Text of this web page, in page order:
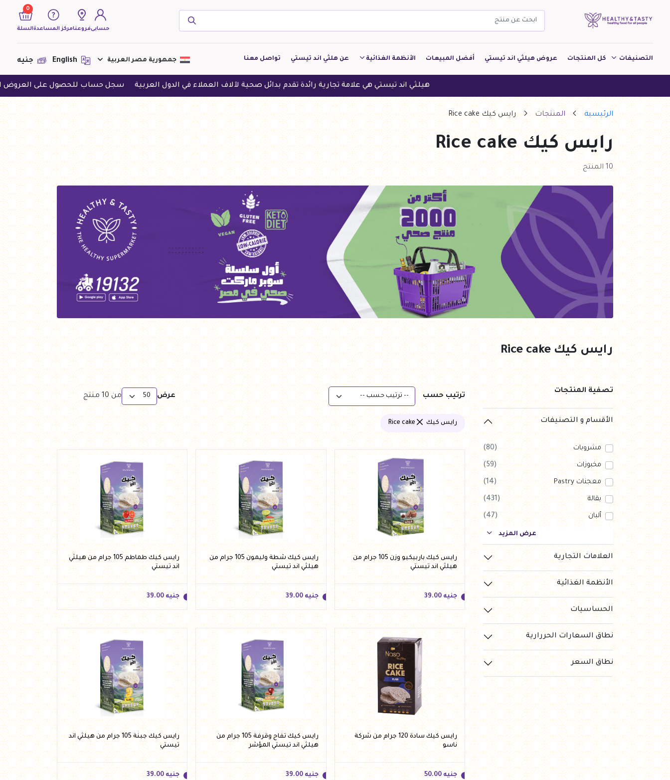
حسابىفروعنامركز المساعدة
0
السلة
لا يوجد منتجات لعرضها فى الوقت
الحالى
التصنيفات
مخبوزات
معجنات Pastry
بقالة
ألبان
بارات طاقة
دواجن
العروض Offers
جزارة
رايس كيك Rice cake
هيلثي كولا
كل المنتجات عروض هيلثي اند تيستي أفضل المبيعات الأنظمة الغذائية
منخفض الكربوهيدرات
منخفض البروتين
النباتين
النظام النباتي
عن هلثي اند تيستي تواصل معنا جمهورية مصر العربية جنيه
هيلثي اند تيستي هي علامة تجارية رائدة تقدم بدائل صحية لآلاف العملاء في الدول العربية سجل حساب للحصول على العروض الحصرية
الرئيسية المنتجات رايس كيك Rice cake
رايس كيك Rice cake
10 المنتج
رايس كيك Rice cake
تصفية المنتجات
الأقسام و التصنيفات
مشروبات (80)
مخبوزات (59)
معجنات Pastry (14)
بقالة (431)
ألبان (47)
(123)
دواجن (56)
العروض Offers (1)
جزارة
رايس كيك Rice cake (10)
عرض المزيد
العلامات التجارية
الأنظمة الغذائية
الحساسيات
نطاق السعارات الحررارية
نطاق السعر
ترتيب حسب عرض من10 منتج
رايس كيك Rice cake
رايس كيك باربيكيو وزن 105 جرام من
هيلثي اند تيستي
جنيه 39.00
جنيه 39.00
أضف للسلة
رايس كيك شطة وليمون 105 جرام من
هيلثي اند تيستي
جنيه 39.00
جنيه
أضف للسلة
رايس كيك طماطم 105 جرام من هيلثي
اند تيستي
جنيه 39.00
جنيه
أضف للسلة
رايس كيك سادة 120 جرام من شركة
ناسو
جنيه 50.00
رايس كيك تفاح وقرفة 105 جرام من
هيلثي اند تيستي المؤشر
جنيه 39.00
رايس كيك جبنة 105 جرام من هيلثي اند
تيستي
جنيه 39.00